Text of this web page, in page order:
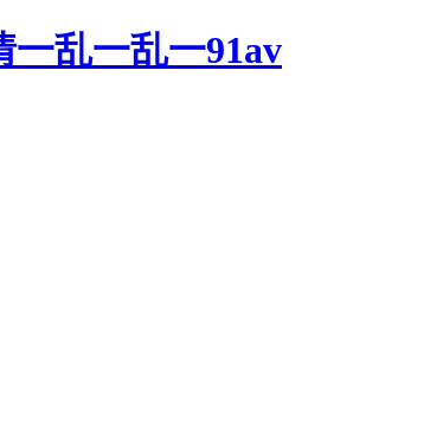
一乱一乱一91av